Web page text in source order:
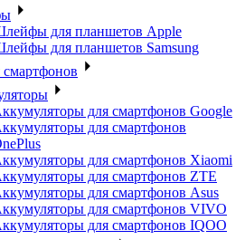
для планшетов Apple
для планшетов Samsung
смартфонов
для смартфонов Google
для смартфонов
для смартфонов Xiaomi
для смартфонов ZTE
для cмартфонов Asus
для смартфонов VIVO
для смартфонов IQOO